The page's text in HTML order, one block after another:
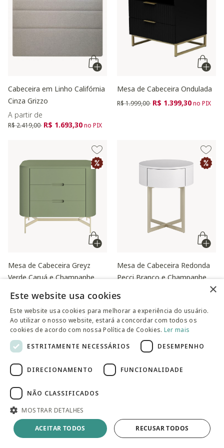
Cabeceira em Linho Califórnia
Cinza Grizzo
A partir de
Preço reduzido de
R$ 2.419,00 para
R$ 1.693,30no PIX
Mesa de Cabeceira Ondulada
Preço reduzido de
R$ 1.999,00 para
R$ 1.399,30no PIX
Mesa de Cabeceira Greyz
Verde Caruá e Champanhe
R$ 3.579,00 R$ 2.505,30
Mesa de Cabeceira Redonda
Pecci Branco e Champanhe
no PIX
Mesa de Cabeceira Industrial
Recamier em Veludo Olivia
×
Este website usa cookies
Este website usa cookies para melhorar a experiência do usuário.
Ao utilizar o nosso website, estará a concordar com todos os
cookies de acordo com nossa Política de Cookies. Ler mais
ESTRITAMENTE NECESSÁRIOS
DESEMPENHO
DIRECIONAMENTO FUNCIONALIDADE
NÃO CLASSIFICADOS
MOSTRAR DETALHES
ACEITAR TODOS RECUSAR TODOS